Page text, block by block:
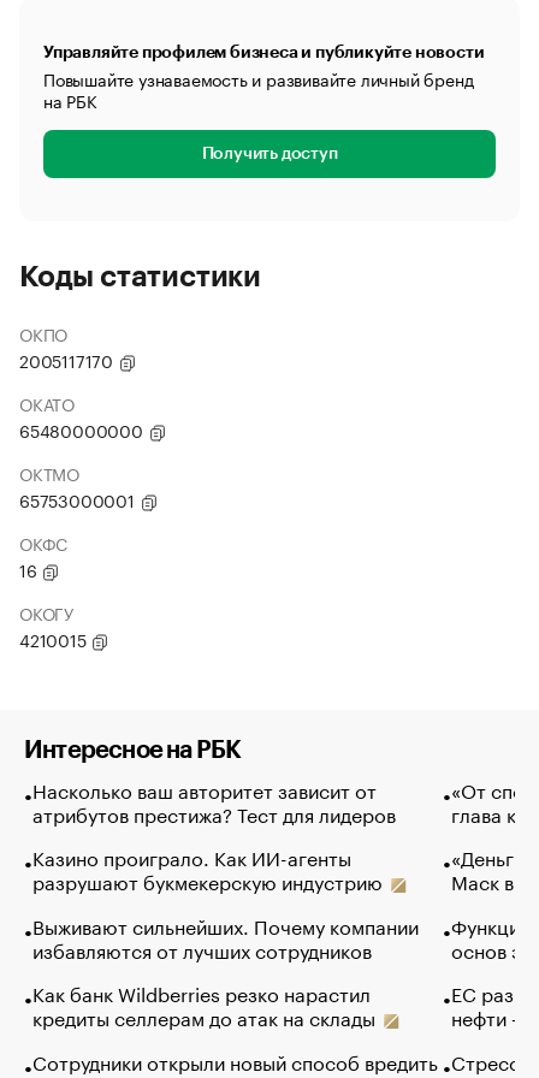
Управляйте профилем бизнеса и публикуйте новости
Повышайте узнаваемость и развивайте личный бренд
на РБК
Получить доступ
Коды статистики
ОКПО
2005117170
ОКАТО
65480000000
ОКТМО
65753000001
ОКФС
16
ОКОГУ
4210015
Интересное на РБК
Насколько ваш авторитет зависит от
атрибутов престижа? Тест для лидеров
Казино проиграло. Как ИИ-агенты
разрушают букмекерскую индустрию
Выживают сильнейших. Почему компании
избавляются от лучших сотрудников
Как банк Wildberries резко нарастил
кредиты селлерам до атак на склады
Сотрудники открыли новый способ вредить
«От
глава
«Деньги
Маск в
Функции
основ
ЕС
нефти —
Стресс